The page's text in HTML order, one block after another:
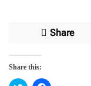
Share
Share this: